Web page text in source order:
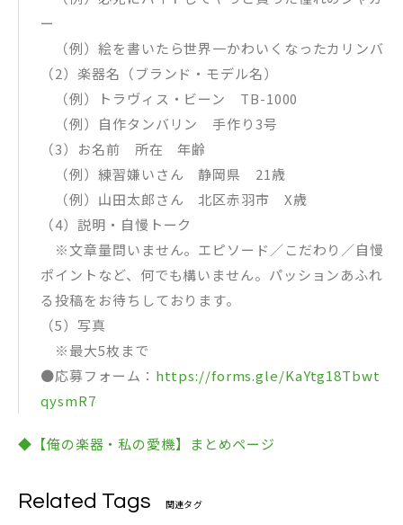
ー
（例）絵を書いたら世界一かわいくなったカリンバ
（2）楽器名（ブランド・モデル名）
（例）トラヴィス・ビーン TB-1000
（例）自作タンバリン 手作り3号
（3）お名前 所在 年齢
（例）練習嫌いさん 静岡県 21歳
（例）山田太郎さん 北区赤羽市 X歳
（4）説明・自慢トーク
※文章量問いません。エピソード／こだわり／自慢
ポイントなど、何でも構いません。パッションあふれ
る投稿をお待ちしております。
（5）写真
※最大5枚まで
●応募フォーム： https://forms.gle/KaYtg18Tbwt
qysmR7
◆【俺の楽器・私の愛機】まとめページ
Related Tags 関連タグ